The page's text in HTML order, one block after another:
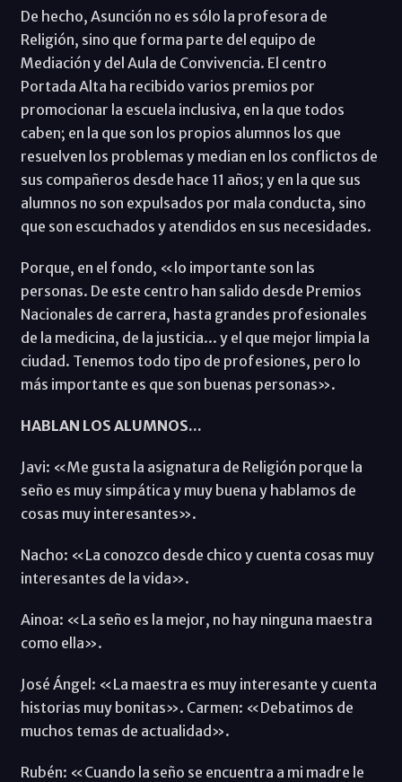
De hecho, Asunción no es sólo la profesora de
Religión, sino que forma parte del equipo de
Mediación y del Aula de Convivencia. El centro
Portada Alta ha recibido varios premios por
promocionar la escuela inclusiva, en la que todos
caben; en la que son los propios alumnos los que
resuelven los problemas y median en los conflictos de
sus compañeros desde hace 11 años; y en la que sus
alumnos no son expulsados por mala conducta, sino
que son escuchados y atendidos en sus necesidades.
Porque, en el fondo, «lo importante son las
personas. De este centro han salido desde Premios
Nacionales de carrera, hasta grandes profesionales
de la medicina, de la justicia... y el que mejor limpia la
ciudad. Tenemos todo tipo de profesiones, pero lo
más importante es que son buenas personas».
HABLAN LOS ALUMNOS...
Javi: «Me gusta la asignatura de Religión porque la
seño es muy simpática y muy buena y hablamos de
cosas muy interesantes».
Nacho: «La conozco desde chico y cuenta cosas muy
interesantes de la vida».
Ainoa: «La seño es la mejor, no hay ninguna maestra
como ella».
José Ángel: «La maestra es muy interesante y cuenta
historias muy bonitas». Carmen: «Debatimos de
muchos temas de actualidad».
Rubén: «Cuando la seño se encuentra a mi madre le